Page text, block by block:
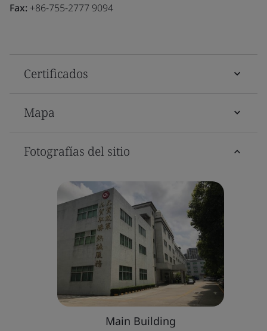
Fax: +86-755-2777 9094
Certificados
Mapa
Fotografías del sitio
Main Building